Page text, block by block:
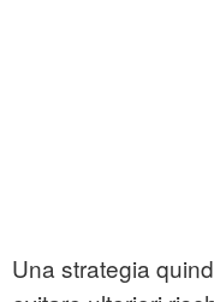
Una strategia